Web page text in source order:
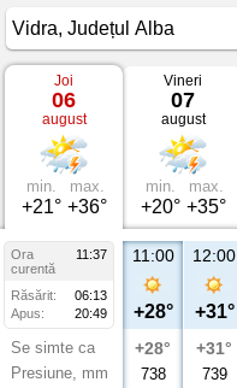
Vremea
Vidra
Județul
Alba
Joi
06
august
min.
+21°
max.
+36°
Vineri
07
august
min.
+20°
max.
+35°
Ora
11:37
curentă
Răsărit:
06:13
Apus:
20:49
Se simte ca
Presiune, mm
11:00
+28°
+28°
738
12:00
+31°
+31°
739